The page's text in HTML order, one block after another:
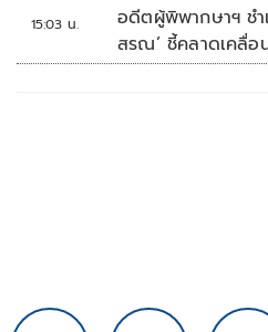
เรื่องปืนแค่ปลายเหตุ
15:03 น.
อดีตผู้พิพากษาฯ ชำ
สรณ’ ชี้คลาดเคลื่